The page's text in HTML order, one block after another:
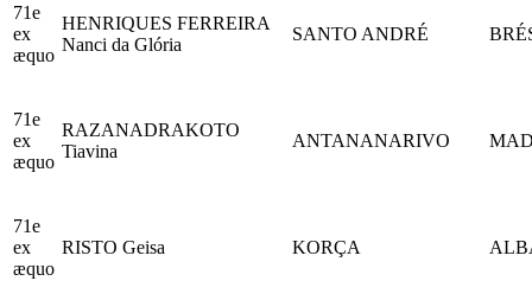
71e
ex
æquo
HENRIQUES FERREIRA
Nanci da Glória
SANTO ANDRÉ
71e
ex
æquo
RAZANADRAKOTO
Tiavina
ANTANANARIVO
71e
ex
æquo
RISTO Geisa KORÇA